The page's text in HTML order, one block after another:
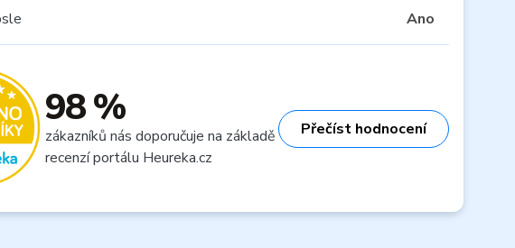
Ano
98 %
zákazníků nás doporučuje na základě
recenzí portálu Heureka.cz
Přečíst hodnocení